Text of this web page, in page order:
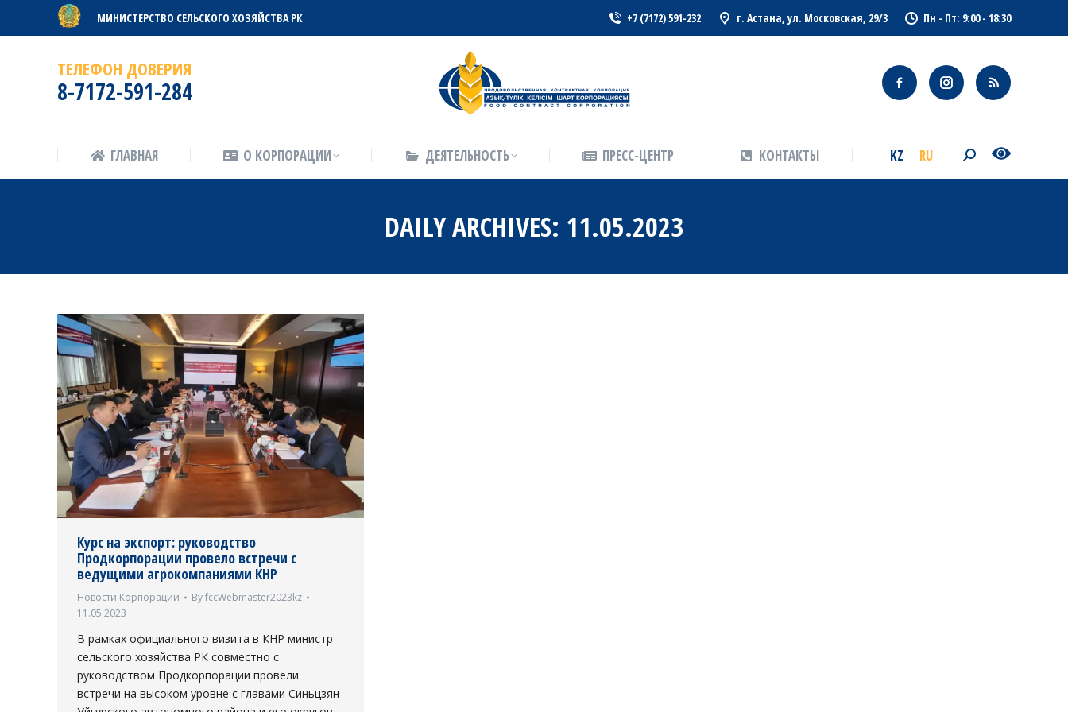
МИНИСТЕРСТВО СЕЛЬСКОГО ХОЗЯЙСТВА РК +7 (7172) 591-232 г. Астана, ул. Московская, 29/3 Пн - Пт: 9:00 - 18:30
ТЕЛЕФОН ДОВЕРИЯ
8-7172-591-284
ГЛАВНАЯ О КОРПОРАЦИИ ДЕЯТЕЛЬНОСТЬ ПРЕСС-ЦЕНТР КОНТАКТЫ KZ RU Search:
DAILY ARCHIVES: 11.05.2023
Курс на экспорт: руководство
Продкорпорации провело встречи с
ведущими агрокомпаниями КНР
Новости Корпорации ByfccWebmaster2023kz
11.05.2023
В рамках официального визита в КНР министр
сельского хозяйства РК совместно с
руководством Продкорпорации провели
встречи на высоком уровне с главами Синьцзян-
ГЛАВНАЯ О КОРПОРАЦИИ ПРЕСС-ЦЕНТР КОНТАКТЫ RU Search: